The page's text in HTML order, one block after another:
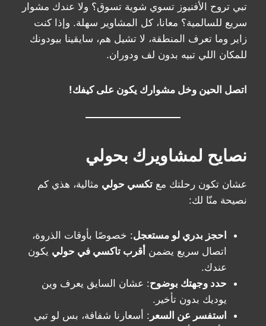
تبي تروح الأفنيوز تسوي شوية تسوق؟ ولا عندك مشوار
سريع للسالمية؟ معانا، كل المشاوير سهلة. وإذا كنت
زاير وما تعرف المنطقة، لا تشيل هم، سايقينا بيودونك
للمكان اللي تبيه بدون لف ودوران.
اتصل الحين وخل مشوارك يكون على كيفك!
نصايح لمشاويرك بحولي
عشان تكون رحلتك مع تكسي حولي مثالية، هذي كم
نصيحة منّا لك:
احجز بدري لو مستعجل: خصوصًا بأوقات الذروة،
اتصال سريع يضمن أقرب تاكسي في حولي يكون
عندك.
حدد وجهتك بوضوح: عشان السايق يعرف وين
يوديك بدون تأخير.
استفسر عن السعر : أسعارنا شفافة، بس لو تبي